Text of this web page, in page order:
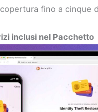
fino a cinque
inclusi nel Pacchetto